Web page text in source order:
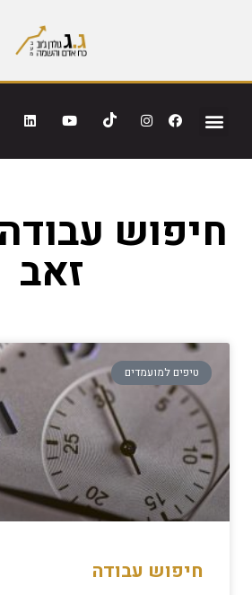
חיפוש
זאב
טיפים למועמדים
חיפוש עבודה